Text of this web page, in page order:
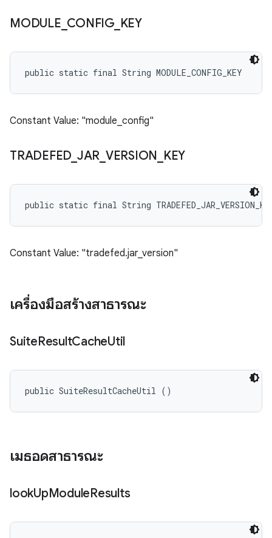
MODULE CONFIG_ KEY
public static final String MODULE_CONFIG_KEY
Constant Value: "module_config"
TRADEFED JAR VERSION KEY
public static final String
Constant Value: "tradefed.jar_version"
เครื่องมือสร้างสาธารณะ
SuiteResultCacheUtil
public SuiteResultCacheUtil ()
เมธอดสาธารณะ
lookUpModuleResults